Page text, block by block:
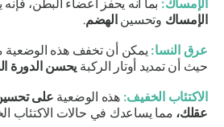
الإمساك:بما أنه يحفز أعضاء البطن، فإنه
الإمساكوتحسينالهضم.
عرق النسا:يمكن أن تخفف هذه الوضعية
حيث أن تمديد أوتار الركبةيحسنالدورة
الاكتئاب الخفيف:هذه الوضعيةعلى تحسين
عقلك،مما يساعدك في حالات الاكتئاب